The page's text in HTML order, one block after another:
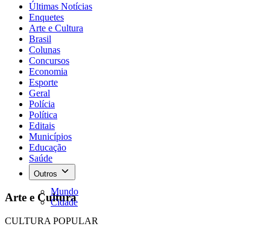
Últimas Notícias
Enquetes
Arte e Cultura
Brasil
Colunas
Concursos
Economia
Esporte
Geral
Polícia
Política
Editais
Municípios
Educação
Saúde
Outros
Mundo
Cidade
Arte e Cultura
CULTURA POPULAR